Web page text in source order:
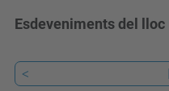
Esdeveniments del lloc
<